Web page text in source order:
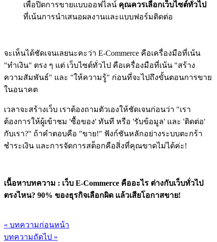
เพื่อปิดการขายแบบออฟไลน์ คุณควรเลือกเว็บไซต์ทั่วไป
ที่เน้นการนำเสนอผลงานและแบบฟอร์มติดต่อ
จะเห็นได้ชัดเจนเลยนะคะว่า E-Commerce คือเครื่องมือที่เน้น
"ทำเงิน" ตรง ๆ แต่ เว็บไซต์ทั่วไป คือเครื่องมือที่เน้น "สร้าง
ความสัมพันธ์" และ "ให้ความรู้" ก่อนที่จะไปถึงขั้นตอนการขาย
ในอนาคต
เวลาจะสร้างเว็บ เราต้องถามตัวเองให้ชัดเจนก่อนว่า "เรา
ต้องการให้ผู้เข้าชม 'ซื้อของ' ทันที หรือ 'รับข้อมูล' และ 'ติดต่อ'
กับเรา?" ถ้าคำตอบคือ "ขาย!" ฟังก์ชันหลักอย่างระบบตะกร้า
ชำระเงิน และการจัดการสต็อกคือสิ่งที่คุณขาดไม่ได้ค่ะ!
เนื้อหาบทความ : เว็บ E-Commerce คืออะไร ต่างกับเว็บทั่วไป
ตรงไหน? 90% ของธุรกิจเลือกผิด แล้วเสียโอกาสขาย!
« บทความก่อนหน้า
บทความถัดไป »